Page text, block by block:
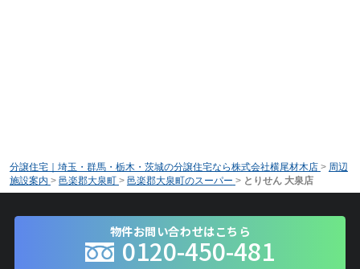
分譲住宅｜埼玉・群馬・栃木・茨城の分譲住宅なら株式会社横尾材木店 > 周辺
施設案内 > 邑楽郡大泉町 > 邑楽郡大泉町のスーパー > とりせん 大泉店
物件お問い合わせはこちら
0120-450-481